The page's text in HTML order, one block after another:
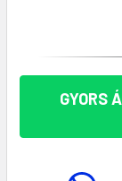
GYORS